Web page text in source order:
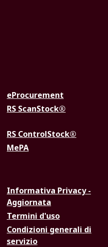
eProcurement
RS ScanStock®
RS ControlStock®
MePA
Informativa Privacy -
Aggiornata
Termini d'uso
Condizioni generali di
servizio